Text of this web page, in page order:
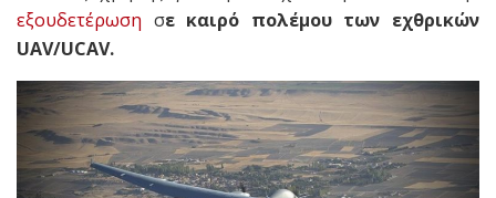
εξουδετέρωση σε καιρό πολέμου των εχθρικών
UAV/UCAV.